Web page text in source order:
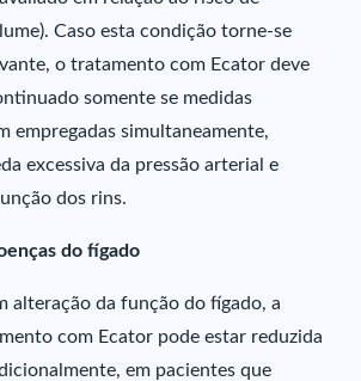
Caso esta condição torne-se
o tratamento com Ecator deve
somente se medidas
empregadas simultaneamente,
excessiva da pressão arterial e
dos rins.
do fígado
alteração da função do fígado, a
com Ecator pode estar reduzida
em pacientes que